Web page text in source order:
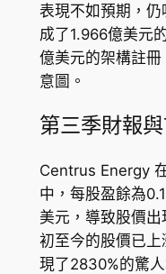
表現不如預期，
成了1.966億美元
億美元的架構註
意圖。
第三季財報
Centrus Energy
中，每股盈餘為
美元，導致股價
初至今的股價已
現了2830%的驚